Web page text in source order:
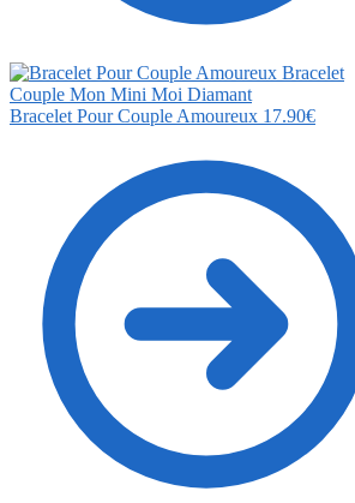
Bracelet Pour Couple Amoureux 17.90€